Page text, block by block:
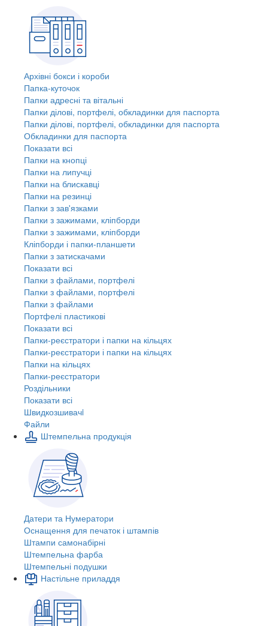
Архівні бокси і короби
Папка-куточок
Папки адресні та вітальні
Папки ділові, портфелі, обкладинки для паспорта
Папки ділові, портфелі, обкладинки для паспорта
Обкладинки для паспорта
Показати всі
Папки на кнопці
Папки на липучці
Папки на блискавці
Папки на резинці
Папки з зав'язками
Папки з зажимами, кліпборди
Папки з зажимами, кліпборди
Кліпборди і папки-планшети
Папки з затискачами
Показати всі
Папки з файлами, портфелі
Папки з файлами, портфелі
Папки з файлами
Портфелі пластикові
Показати всі
Папки-реєстратори і папки на кільцях
Папки-реєстратори і папки на кільцях
Папки на кільцях
Папки-реєстратори
Роздільники
Показати всі
Швидкозшивачi
Файли
Штемпельна продукція
Датери та Нумератори
Оснащення для печаток і штампів
Штампи самонабірні
Штемпельна фарба
Штемпельні подушки
Настільне приладдя